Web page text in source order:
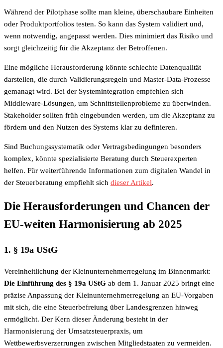
Während der Pilotphase sollte man kleine, überschaubare Einheiten
oder Produktportfolios testen. So kann das System validiert und,
wenn notwendig, angepasst werden. Dies minimiert das Risiko und
sorgt gleichzeitig für die Akzeptanz der Betroffenen.
Eine mögliche Herausforderung könnte schlechte Datenqualität
darstellen, die durch Validierungsregeln und Master-Data-Prozesse
gemanagt wird. Bei der Systemintegration empfehlen sich
Middleware-Lösungen, um Schnittstellenprobleme zu überwinden.
Stakeholder sollten früh eingebunden werden, um die Akzeptanz zu
fördern und den Nutzen des Systems klar zu definieren.
Sind Buchungssystematik oder Vertragsbedingungen besonders
komplex, könnte spezialisierte Beratung durch Steuerexperten
helfen. Für weiterführende Informationen zum digitalen Wandel in
der Steuerberatung empfiehlt sich dieser Artikel.
Die Herausforderungen und Chancen der
EU-weiten Harmonisierung ab 2025
1. § 19a UStG
Vereinheitlichung der Kleinunternehmerregelung im Binnenmarkt:
Die Einführung des § 19a UStG ab dem 1. Januar 2025 bringt eine
präzise Anpassung der Kleinunternehmerregelung an EU-Vorgaben
mit sich, die eine Steuerbefreiung über Landesgrenzen hinweg
ermöglicht. Der Kern dieser Änderung besteht in der
Harmonisierung der Umsatzsteuerpraxis, um
Wettbewerbsverzerrungen zwischen Mitgliedstaaten zu vermeiden.